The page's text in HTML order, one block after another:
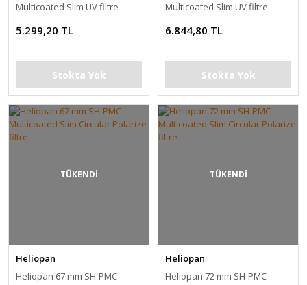
Multicoated Slim UV filtre
5.299,20 TL
Stokta Yok
Multicoated Slim UV filtre
6.844,80 TL
Stokta Yok
TÜKENDİ
Heliopan
Heliopan 67 mm SH-PMC
TÜKENDİ
Heliopan
Heliopan 72 mm SH-PMC